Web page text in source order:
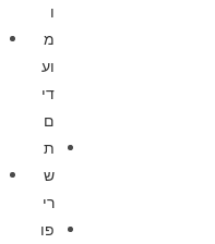
ו
מ
וע
די
ם
ת
ש
רי
פו